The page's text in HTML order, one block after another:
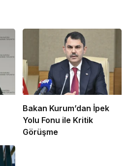
Bakan Kurum’dan İpek
Yolu Fonu ile Kritik
Görüşme